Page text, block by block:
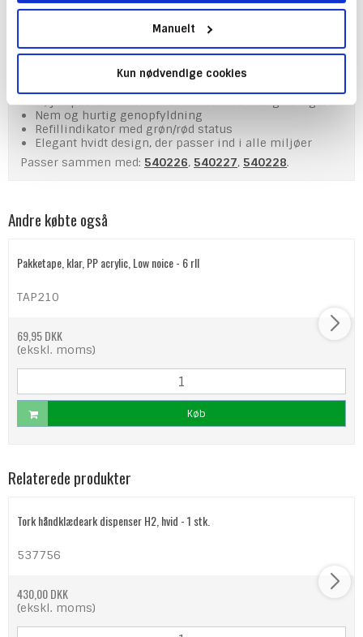
Manuelt
Kun nødvendige cookies
Den integrerede indikator viser tydeligt, hvornår
dispenseren skal fyldes op – grønt lys betyder fuld, rødt
Fordele ved Tork håndklædedispenseren:
Berøringsfri dispenser for bedre hygiejne
Høj kapacitet – ideel til områder med mange brugere
Nem og hurtig genopfyldning
Refillindikator med grøn/rød status
Elegant hvidt design, der passer ind i alle miljøer
Passer sammen med: 540226, 540227, 540228.
Andre købte også
Pakketape, klar, PP acrylic, Low noice - 6 rll
TAP210
69,95 DKK
(ekskl. moms)
Køb
Relaterede produkter
Tork håndklædeark dispenser H2, hvid - 1 stk.
537756
430,00 DKK
(ekskl. moms)